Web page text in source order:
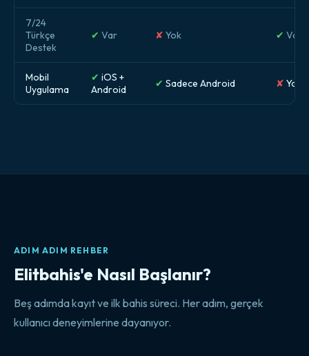
7/24
Türkçe
Destek
✔ Var ✘ Yok ✔ Var
Mobil
Uygulama
✔ iOS +
Android
✔ Sadece Android ✘ Yok
ADIM ADIM REHBER
Elitbahis'e Nasıl Başlanır?
Beş adımda kayıt ve ilk bahis süreci. Her adım, gerçek
kullanıcı deneyimlerine dayanıyor.